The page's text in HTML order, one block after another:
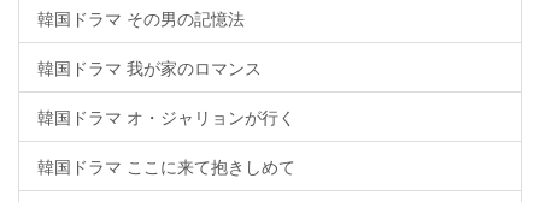
韓国ドラマ その男の記憶法
韓国ドラマ 我が家のロマンス
韓国ドラマ オ・ジャリョンが行く
韓国ドラマ ここに来て抱きしめて